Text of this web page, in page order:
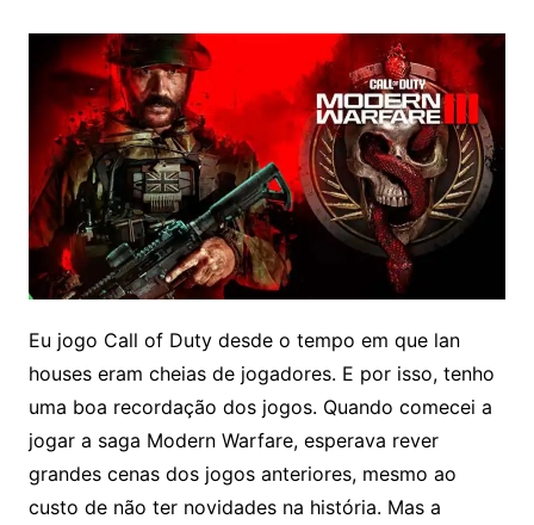
Eu jogo Call of Duty desde o tempo em que lan
houses eram cheias de jogadores. E por isso, tenho
uma boa recordação dos jogos. Quando comecei a
jogar a saga Modern Warfare, esperava rever
grandes cenas dos jogos anteriores, mesmo ao
custo de não ter novidades na história. Mas a